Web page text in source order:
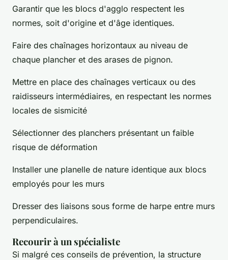
Garantir que les blocs d'agglo respectent les
normes, soit d'origine et d'âge identiques.
Faire des chaînages horizontaux au niveau de
chaque plancher et des arases de pignon.
Mettre en place des chaînages verticaux ou des
raidisseurs intermédiaires, en respectant les normes
locales de sismicité
Sélectionner des planchers présentant un faible
risque de déformation
Installer une planelle de nature identique aux blocs
employés pour les murs
Dresser des liaisons sous forme de harpe entre murs
perpendiculaires.
Recourir à un spécialiste
Si malgré ces conseils de prévention, la structure